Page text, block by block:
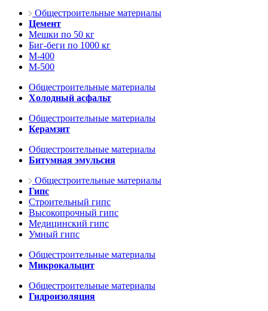
Общестроительные материалы
Цемент
Мешки по 50 кг
Биг-беги по 1000 кг
М-400
М-500
Общестроительные материалы
Холодный асфальт
Общестроительные материалы
Керамзит
Общестроительные материалы
Битумная эмульсия
Общестроительные материалы
Гипс
Строительный гипс
Высокопрочный гипс
Медицинский гипс
Умный гипс
Общестроительные материалы
Микрокальцит
Общестроительные материалы
Гидроизоляция